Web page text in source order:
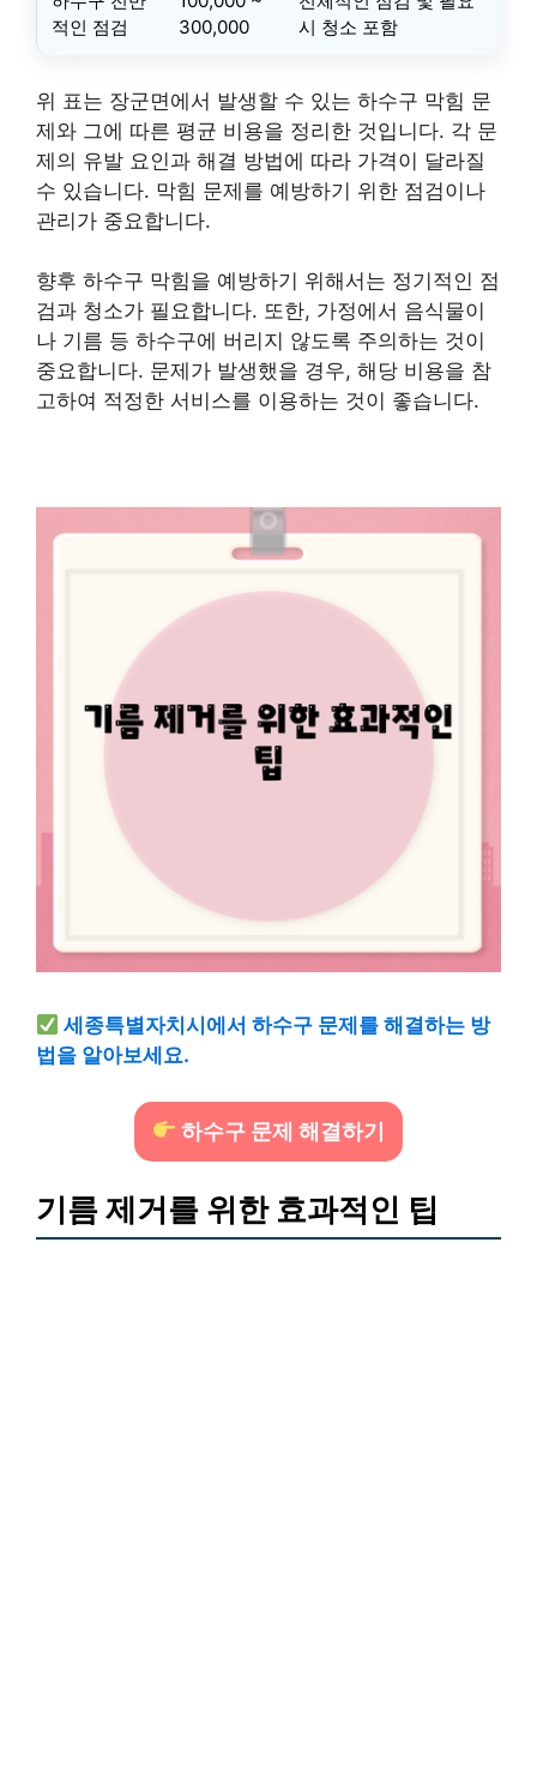
적인 점검
300,000
시 청소 포함
위 표는 장군면에서 발생할 수 있는 하수구 막힘 문
제와 그에 따른 평균 비용을 정리한 것입니다. 각 문
제의 유발 요인과 해결 방법에 따라 가격이 달라질
수 있습니다. 막힘 문제를 예방하기 위한 점검이나
관리가 중요합니다.
향후 하수구 막힘을 예방하기 위해서는 정기적인 점
검과 청소가 필요합니다. 또한, 가정에서 음식물이
나 기름 등 하수구에 버리지 않도록 주의하는 것이
중요합니다. 문제가 발생했을 경우, 해당 비용을 참
고하여 적정한 서비스를 이용하는 것이 좋습니다.
세종특별자치시에서 하수구 문제를 해결하는 방
법을 알아보세요.
하수구 문제 해결하기
기름 제거를 위한 효과적인 팁